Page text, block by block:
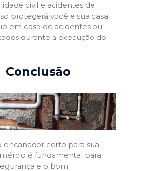
civil e acidentes de
protegerá você e sua casa
em caso de acidentes ou
durante a execução do
Conclusão
encanador certo para sua
é fundamental para
e o bom